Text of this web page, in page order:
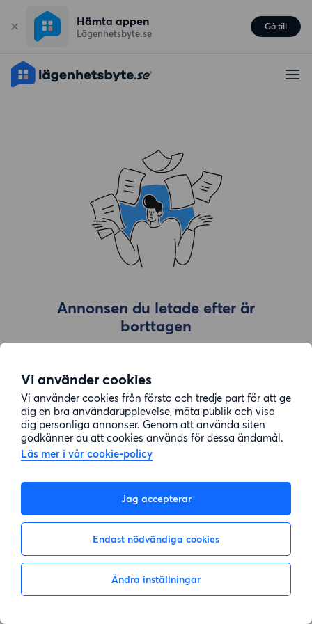
Vi använder cookies
Vi använder cookies från första och tredje part för att ge
dig en bra användarupplevelse, mäta publik och visa
dig personliga annonser. Genom att använda siten
godkänner du att cookies används för dessa ändamål.
Läs mer i vår cookie-policy
Jag accepterar
Endast nödvändiga cookies
Ändra inställningar
Hämta appen
Lägenhetsbyte.se
Gå till
Annonsen du letade efter är
borttagen
Gå till sök